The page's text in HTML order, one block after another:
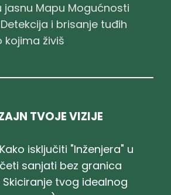
jasnu Mapu Mogućnosti
Detekcija i brisanje tuđih
kojima živiš
TVOJE VIZIJE
Kako isključiti "Inženjera" u
sanjati bez granica
Skiciranje tvog idealnog